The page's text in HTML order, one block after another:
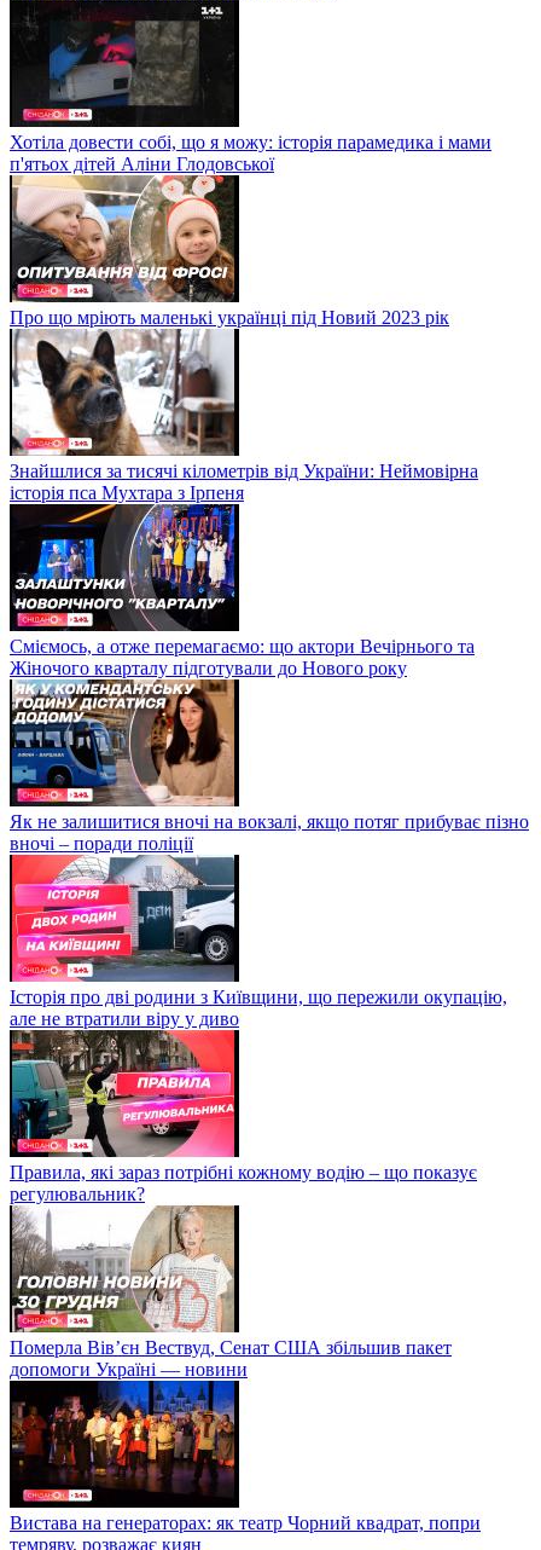
Хотіла довести собі, що я можу: історія парамедика і мами
п'ятьох дітей Аліни Глодовської
Про що мріють маленькі українці під Новий 2023 рік
Знайшлися за тисячі кілометрів від України: Неймовірна
історія пса Мухтара з Ірпеня
Сміємось, а отже перемагаємо: що актори Вечірнього та
Жіночого кварталу підготували до Нового року
Як не залишитися вночі на вокзалі, якщо потяг прибуває пізно
вночі – поради поліції
Історія про дві родини з Київщини, що пережили окупацію,
але не втратили віру у диво
Правила, які зараз потрібні кожному водію – що показує
регулювальник?
Померла Вівʼєн Вествуд, Сенат США збільшив пакет
допомоги Україні — новини
Вистава на генераторах: як театр Чорний квадрат, попри
темряву, розважає киян